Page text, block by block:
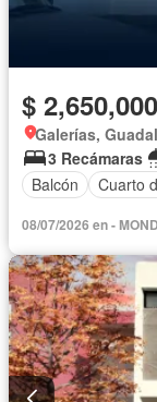
$
Galerías,
3 Recámaras
Balcón
Cuarto
08/07/2026 en -